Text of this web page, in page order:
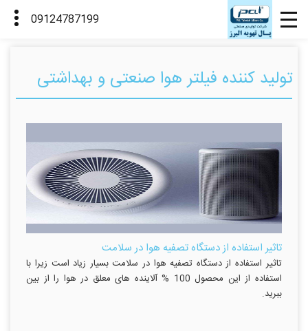
تولید کننده فیلتر هوا صنعتی و بهداشتی
تاثیر استفاده از دستگاه تصفیه هوا در سلامت
تاثیر استفاده از دستگاه تصفیه هوا در سلامت بسیار زیاد است زیرا با
استفاده از این محصول 100 % آلاینده های معلق در هوا را از بین
ببرید.